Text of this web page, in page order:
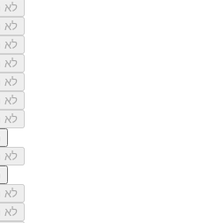
לא
לא
לא
לא
לא
לא
לא
לא
לא
לא